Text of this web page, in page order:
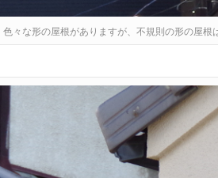
色々な形の屋根がありますが、不規則の形の屋根